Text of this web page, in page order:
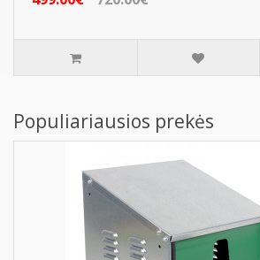
Populiariausios prekės